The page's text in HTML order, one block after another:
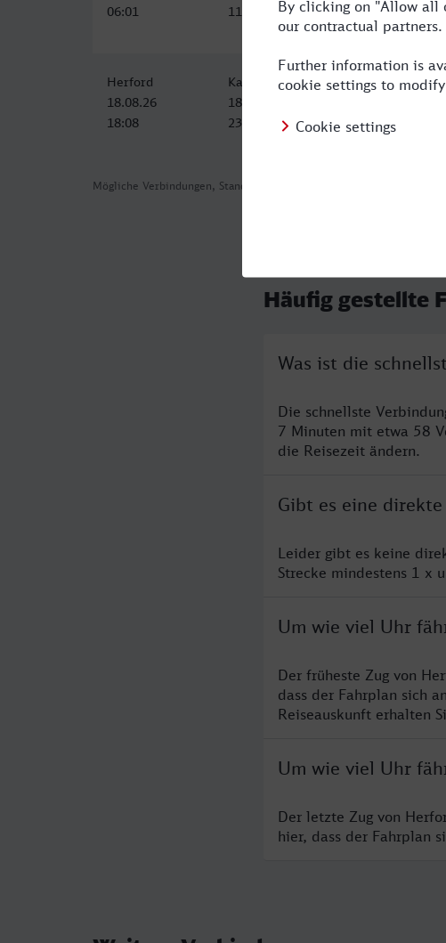
Mögliche Verbindungen, Stand: 2026-08-04 04:43
06:01
11:23
Herford
18.08.26
18:08
Karlsruhe Hbf
18.08.26
23:23
5:15
Häufig gestellte
Was ist die
Die schnellste
7 Minuten mit etwa 58
die Reisezeit ändern.
Gibt es eine
Leider gibt es keine
Strecke mindestens 1 x
Um wie viel Uhr
Der früheste Zug von
dass der Fahrplan sich
Reiseauskunft erhalten
Um wie viel Uhr
Der letzte Zug von
hier, dass der Fahrplan